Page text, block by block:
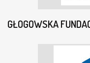
GŁOGOWSKA